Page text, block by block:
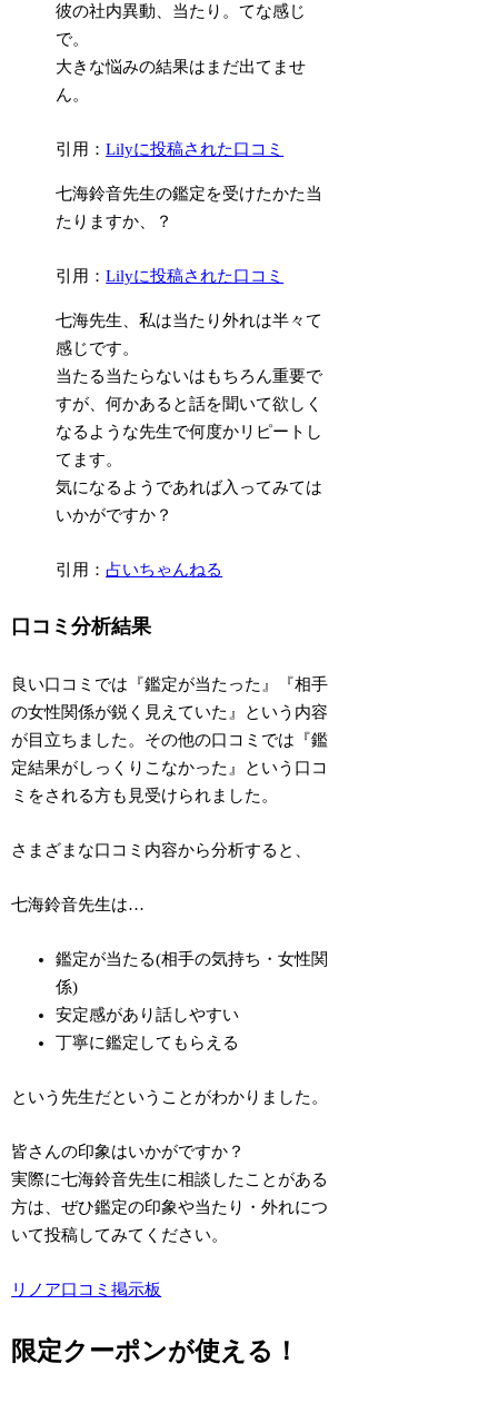
彼の社内異動、当たり。てな感じ
で。
大きな悩みの結果はまだ出てませ
ん。
引用：Lilyに投稿された口コミ
七海鈴音先生の鑑定を受けたかた当
たりますか、？
引用：Lilyに投稿された口コミ
七海先生、私は当たり外れは半々て
感じです。
当たる当たらないはもちろん重要で
すが、何かあると話を聞いて欲しく
なるような先生で何度かリピートし
てます。
気になるようであれば入ってみては
いかがですか？
引用：占いちゃんねる
口コミ分析結果
良い口コミでは 『鑑定が当たった 』『相手
の女性関係が鋭く見えていた 』
という内容
が目立ちました。その他の口コミでは 『鑑
定結果がしっくりこなかった』
という口コ
ミをされる方も見受けられました。
さまざまな口コミ内容から分析すると、
七海鈴音先生は…
鑑定が当たる(相手の気持ち・女性関
係)
安定感があり話しやすい
丁寧に鑑定してもらえる
という先生だということがわかりました。
皆さんの印象はいかがですか？
実際に七海鈴音先生に相談したことがある
方は、ぜひ鑑定の印象や当たり・外れにつ
いて投稿してみてください。
リノア口コミ掲示板
限定クーポンが使える！